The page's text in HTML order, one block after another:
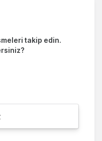
takip edin.